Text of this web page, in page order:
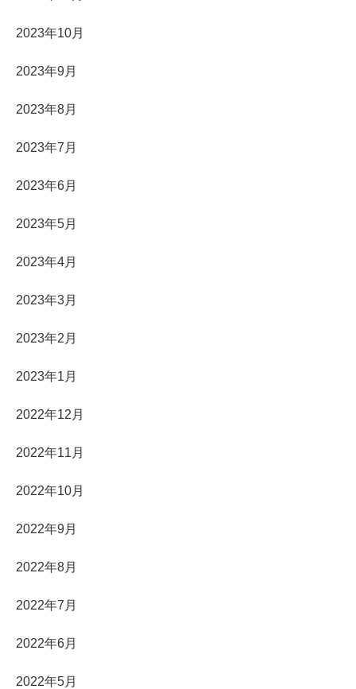
2023年10月
2023年9月
2023年8月
2023年7月
2023年6月
2023年5月
2023年4月
2023年3月
2023年2月
2023年1月
2022年12月
2022年11月
2022年10月
2022年9月
2022年8月
2022年7月
2022年6月
2022年5月